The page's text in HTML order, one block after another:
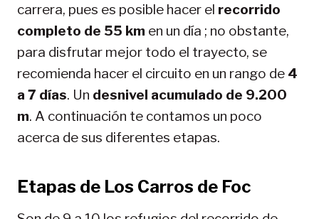
carrera, pues es posible hacer el recorrido
completo de 55 km en un día ; no obstante,
para disfrutar mejor todo el trayecto, se
recomienda hacer el circuito en un rango de 4
a 7 días. Un desnivel acumulado de 9.200
m. A continuación te contamos un poco
acerca de sus diferentes etapas.
Etapas de Los Carros de Foc